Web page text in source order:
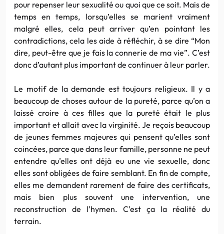
pour repenser leur sexualité ou quoi que ce soit. Mais de
temps en temps, lorsqu’elles se marient vraiment
malgré elles, cela peut arriver qu’en pointant les
contradictions, cela les aide à réfléchir, à se dire “Mon
dire, peut-être que je fais la connerie de ma vie”. C’est
donc d’autant plus important de continuer à leur parler.
Le motif de la demande est toujours religieux. Il y a
beaucoup de choses autour de la pureté, parce qu’on a
laissé croire à ces filles que la pureté était le plus
important et allait avec la virginité. Je reçois beaucoup
de jeunes femmes majeures qui pensent qu’elles sont
coincées, parce que dans leur famille, personne ne peut
entendre qu’elles ont déjà eu une vie sexuelle, donc
elles sont obligées de faire semblant. En fin de compte,
elles me demandent rarement de faire des certificats,
mais bien plus souvent une intervention, une
reconstruction de l’hymen. C’est ça la réalité du
terrain.